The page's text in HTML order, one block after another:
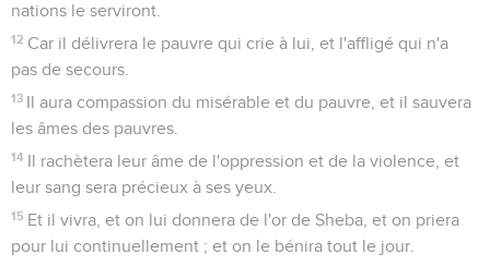
nations le serviront.
12 Car il délivrera le pauvre qui crie à lui, et l'affligé qui n'a
pas de secours.
13 Il aura compassion du misérable et du pauvre, et il sauvera
les âmes des pauvres.
14 Il rachètera leur âme de l'oppression et de la violence, et
leur sang sera précieux à ses yeux.
15 Et il vivra, et on lui donnera de l'or de Sheba, et on priera
pour lui continuellement ; et on le bénira tout le jour.